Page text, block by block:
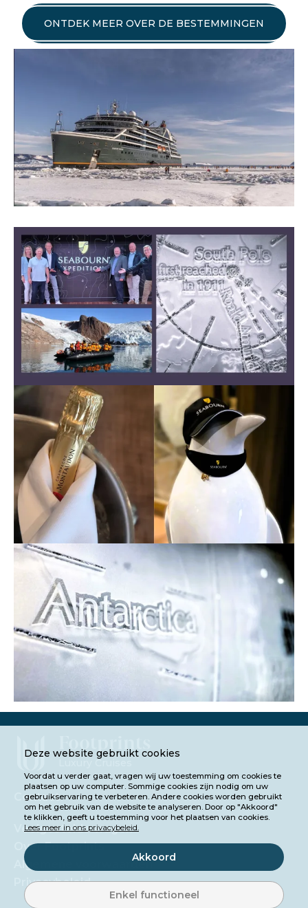
ONTDEK MEER OVER DE BESTEMMINGEN
Luxury Cruises
Contact
Veelgestelde vragen
Over Footprints
Algemene voorwaarden
Privacybeleid
Deze website gebruikt cookies
Voordat u verder gaat, vragen wij uw toestemming om cookies te
plaatsen op uw computer. Sommige cookies zijn nodig om uw
gebruikservaring te verbeteren. Andere cookies worden gebruikt
om het gebruik van de website te analyseren. Door op "Akkoord"
te klikken, geeft u toestemming voor het plaatsen van cookies.
Lees meer in ons privacybeleid.
Akkoord
Enkel functioneel